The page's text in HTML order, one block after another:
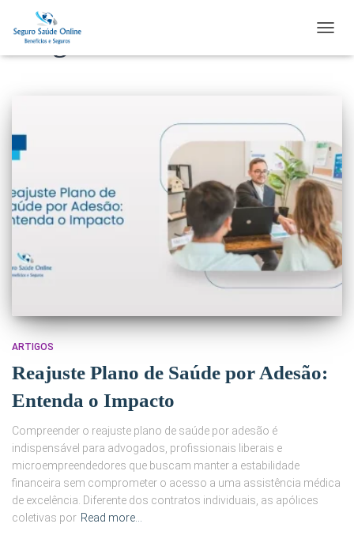
Blog
ARTIGOS
Reajuste Plano de Saúde por Adesão:
Entenda o Impacto
Compreender o reajuste plano de saúde por adesão é
indispensável para advogados, profissionais liberais e
microempreendedores que buscam manter a estabilidade
financeira sem comprometer o acesso a uma assistência médica
de excelência. Diferente dos contratos individuais, as apólices
coletivas por Read more…